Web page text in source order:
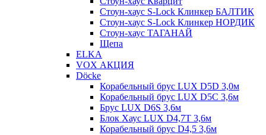
Стоун-хаус S-Lock Клинкер БАЛТИК
Стоун-хаус S-Lock Клинкер НОРДИК
Стоун-хаус ТАГАНАЙ
Щепа
ELKA
VOX АКЦИЯ
Döcke
Корабельный брус LUX D5D 3,0м
Корабельный брус LUX D5C 3,6м
Брус LUX D6S 3,6м
Блок Хаус LUX D4,7T 3,6м
Корабельный брус D4,5 3,6м